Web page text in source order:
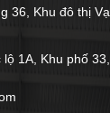
36, Khu đô thị
1A, Khu phố